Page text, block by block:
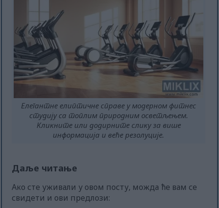
Елегантне елиптичне справе у модерном фитнес
студију са топлим природним осветљењем.
Кликните или додирните слику за више
информација и веће резолуције.
Даље читање
Ако сте уживали у овом посту, можда ће вам се
свидети и ови предлози: